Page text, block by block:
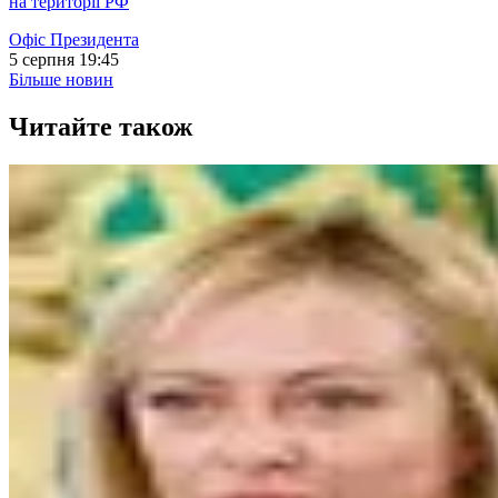
Офіс Президента
5 серпня 19:45
Більше новин
Читайте також